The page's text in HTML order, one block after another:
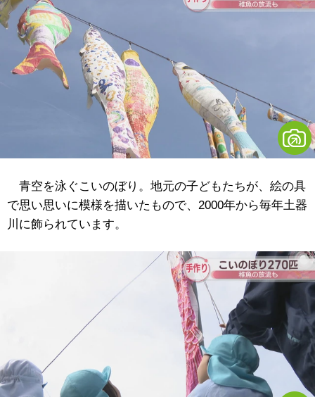
青空を泳ぐこいのぼり。地元の子どもたちが、絵の具
で思い思いに模様を描いたもので、2000年から毎年土器
川に飾られています。